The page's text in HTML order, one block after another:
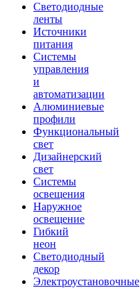
Светодиодные
ленты
Источники
питания
Системы
управления
и
автоматизации
Алюминиевые
профили
Функциональный
свет
Дизайнерский
свет
Системы
освещения
Наружное
освещение
Гибкий
неон
Светодиодный
декор
Электроустановочные